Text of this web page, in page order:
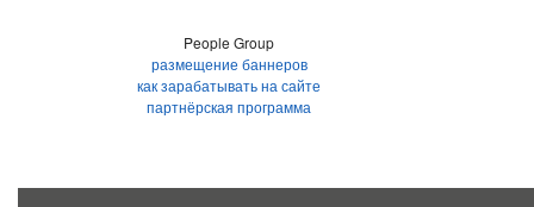
People Group
размещение баннеров
как зарабатывать на сайте
партнёрская программа